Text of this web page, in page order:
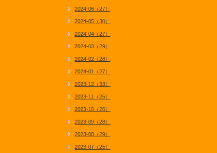
2024-06（27）
2024-05（30）
2024-04（27）
2024-03（29）
2024-02（28）
2024-01（27）
2023-12（33）
2023-11（25）
2023-10（26）
2023-09（28）
2023-08（29）
2023-07（25）